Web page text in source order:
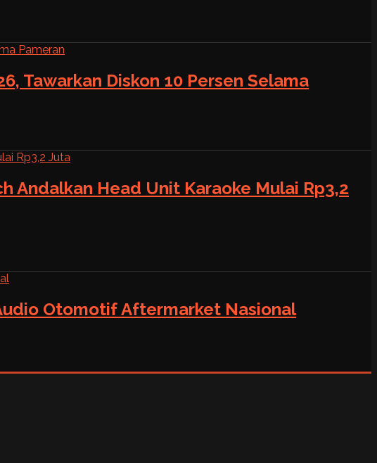
Tawarkan Diskon 10 Persen Selama
Andalkan Head Unit Karaoke Mulai Rp3,2
Otomotif Aftermarket Nasional